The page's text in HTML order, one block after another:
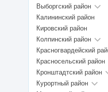
Выборгский район
Калининский район
Кировский район
Колпинский район
Красногвардейский
Красносельский район
Кронштадтский район
Курортный район